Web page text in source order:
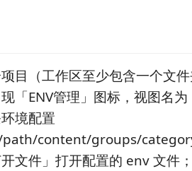
目（工作区至少包含一个文
「ENV管理」图标，视图名
境配置
path/content/groups/
文件」打开配置的 env 文件